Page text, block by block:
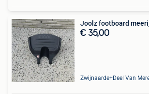
Joolz footboard
€ 35,00